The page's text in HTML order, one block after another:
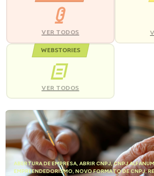
VER TODOS
WEBSTORIES
VER TODOS
ABERTURA DE EMPRESA, ABRIR CNPJ,CNPJ
EMPREENDEDORISMO, NOVO FORMATO DE CNPJ,